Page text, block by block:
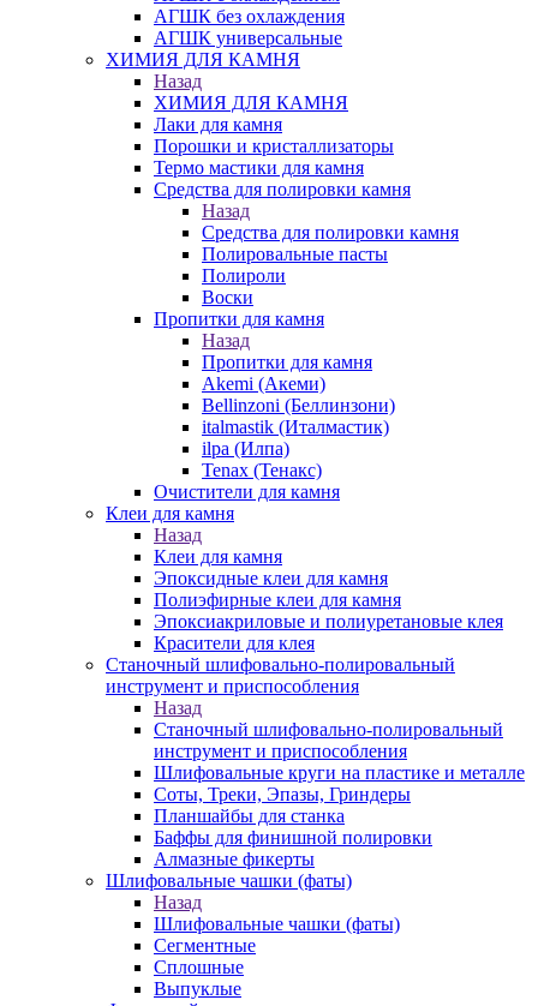
АГШК без охлаждения
АГШК универсальные
ХИМИЯ ДЛЯ КАМНЯ
Назад
ХИМИЯ ДЛЯ КАМНЯ
Лаки для камня
Порошки и кристаллизаторы
Термо мастики для камня
Средства для полировки камня
Назад
Средства для полировки камня
Полировальные пасты
Полироли
Воски
Пропитки для камня
Назад
Пропитки для камня
Akemi (Акеми)
Bellinzoni (Беллинзони)
italmastik (Италмастик)
ilpa (Илпа)
Tenax (Тенакс)
Очистители для камня
Клеи для камня
Назад
Клеи для камня
Эпоксидные клеи для камня
Полиэфирные клеи для камня
Эпоксиакриловые и полиуретановые клея
Красители для клея
Станочный шлифовально-полировальный
инструмент и приспособления
Назад
Станочный шлифовально-полировальный
инструмент и приспособления
Шлифовальные круги на пластике и металле
Соты, Треки, Эпазы, Гриндеры
Планшайбы для станка
Баффы для финишной полировки
Алмазные фикерты
Шлифовальные чашки (фаты)
Назад
Шлифовальные чашки (фаты)
Сегментные
Сплошные
Выпуклые